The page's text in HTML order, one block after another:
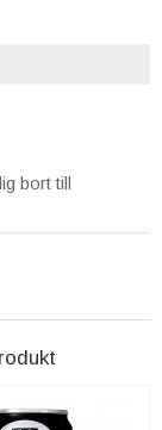
bort till